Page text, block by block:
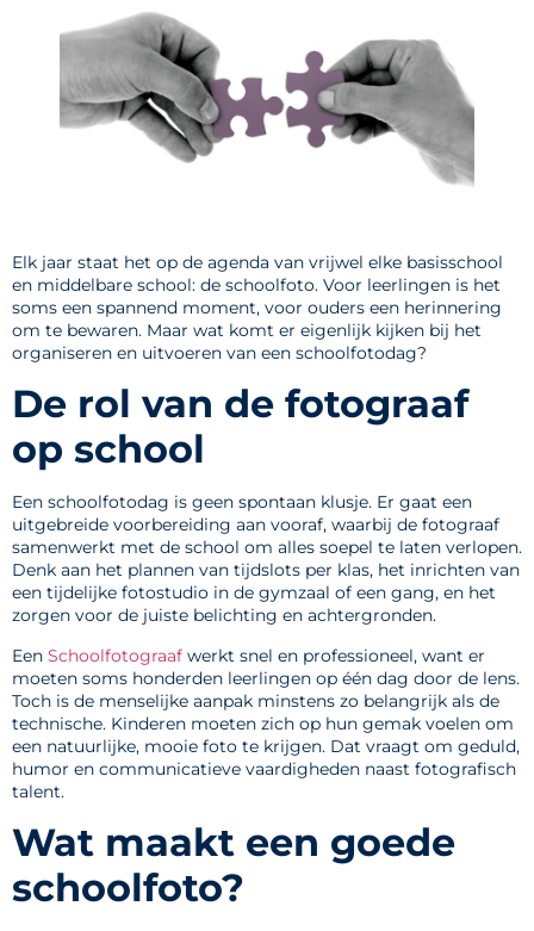
Elk jaar staat het op de agenda van vrijwel elke basisschool
en middelbare school: de schoolfoto. Voor leerlingen is het
soms een spannend moment, voor ouders een herinnering
om te bewaren. Maar wat komt er eigenlijk kijken bij het
organiseren en uitvoeren van een schoolfotodag?
De rol van de fotograaf
op school
Een schoolfotodag is geen spontaan klusje. Er gaat een
uitgebreide voorbereiding aan vooraf, waarbij de fotograaf
samenwerkt met de school om alles soepel te laten verlopen.
Denk aan het plannen van tijdslots per klas, het inrichten van
een tijdelijke fotostudio in de gymzaal of een gang, en het
zorgen voor de juiste belichting en achtergronden.
Een Schoolfotograaf werkt snel en professioneel, want er
moeten soms honderden leerlingen op één dag door de lens.
Toch is de menselijke aanpak minstens zo belangrijk als de
technische. Kinderen moeten zich op hun gemak voelen om
een natuurlijke, mooie foto te krijgen. Dat vraagt om geduld,
humor en communicatieve vaardigheden naast fotografisch
talent.
Wat maakt een goede
schoolfoto?